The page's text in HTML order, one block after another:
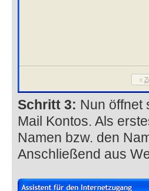
Schritt 3: Nun öffnet
Mail Kontos. Als
Namen bzw. den
Anschließend aus